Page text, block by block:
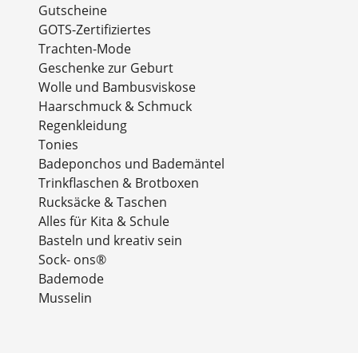
Gutscheine
GOTS-Zertifiziertes
Trachten-Mode
Geschenke zur Geburt
Wolle und Bambusviskose
Haarschmuck & Schmuck
Regenkleidung
Tonies
Badeponchos und Bademäntel
Trinkflaschen & Brotboxen
Rucksäcke & Taschen
Alles für Kita & Schule
Basteln und kreativ sein
Sock- ons®
Bademode
Musselin